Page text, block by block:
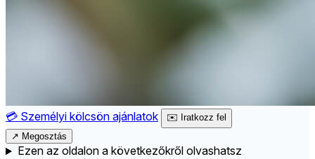
💳 Személyi kölcsön ajánlatok ✉️ Iratkozz fel
↗ Megosztás
Ezen az oldalon a következőkről olvashatsz